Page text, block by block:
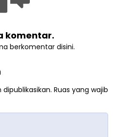
komentar.
berkomentar disini.
Ruas yang wajib